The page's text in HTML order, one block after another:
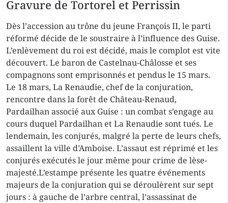
Gravure de Tortorel et Perrissin
Dès l’accession au trône du jeune François II, le parti
réformé décide de le soustraire à l’influence des Guise.
L’enlèvement du roi est décidé, mais le complot est vite
découvert. Le baron de Castelnau-Châlosse et ses
compagnons sont emprisonnés et pendus le 15 mars.
Le 18 mars, La Renaudie, chef de la conjuration,
rencontre dans la forêt de Château-Renaud,
Pardailhan associé aux Guise : un combat s’engage au
cours duquel Pardailhan et La Renaudie sont tués. Le
lendemain, les conjurés, malgré la perte de leurs chefs,
assaillent la ville d’Amboise. L’assaut est réprimé et les
conjurés exécutés le jour même pour crime de lèse-
majesté.L’estampe présente les quatre événements
majeurs de la conjuration qui se déroulèrent sur sept
jours : à gauche de l’arbre central, l’assassinat de